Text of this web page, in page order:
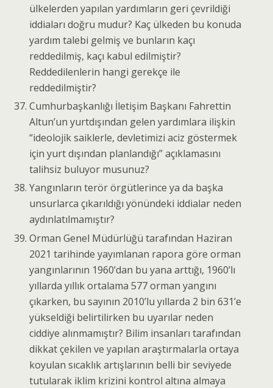
ülkelerden yapılan yardımların geri çevrildiği
iddiaları doğru mudur? Kaç ülkeden bu konuda
yardım talebi gelmiş ve bunların kaçı
reddedilmiş, kaçı kabul edilmiştir?
Reddedilenlerin hangi gerekçe ile
reddedilmiştir?
Cumhurbaşkanlığı İletişim Başkanı Fahrettin
Altun’un yurtdışından gelen yardımlara ilişkin
“ideolojik saiklerle, devletimizi aciz göstermek
için yurt dışından planlandığı” açıklamasını
talihsiz buluyor musunuz?
Yangınların terör örgütlerince ya da başka
unsurlarca çıkarıldığı yönündeki iddialar neden
aydınlatılmamıştır?
Orman Genel Müdürlüğü tarafından Haziran
2021 tarihinde yayımlanan rapora göre orman
yangınlarının 1960’dan bu yana arttığı, 1960’lı
yıllarda yıllık ortalama 577 orman yangını
çıkarken, bu sayının 2010’lu yıllarda 2 bin 631’e
yükseldiği belirtilirken bu uyarılar neden
ciddiye alınmamıştır? Bilim insanları tarafından
dikkat çekilen ve yapılan araştırmalarla ortaya
koyulan sıcaklık artışlarının belli bir seviyede
tutularak iklim krizini kontrol altına almaya